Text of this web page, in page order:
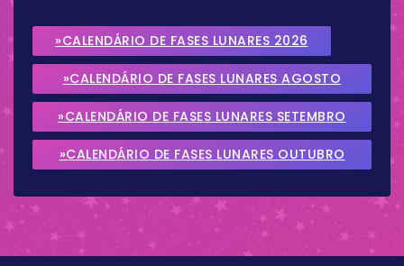
»CALENDÁRIO DE FASES LUNARES 2026
»CALENDÁRIO DE FASES LUNARES AGOSTO
2026
»CALENDÁRIO DE FASES LUNARES SETEMBRO
2026
»CALENDÁRIO DE FASES LUNARES OUTUBRO